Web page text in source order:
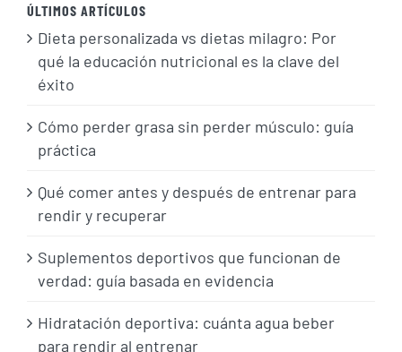
ÚLTIMOS ARTÍCULOS
Dieta personalizada vs dietas milagro: Por
qué la educación nutricional es la clave del
éxito
Cómo perder grasa sin perder músculo: guía
práctica
Qué comer antes y después de entrenar para
rendir y recuperar
Suplementos deportivos que funcionan de
verdad: guía basada en evidencia
Hidratación deportiva: cuánta agua beber
para rendir al entrenar